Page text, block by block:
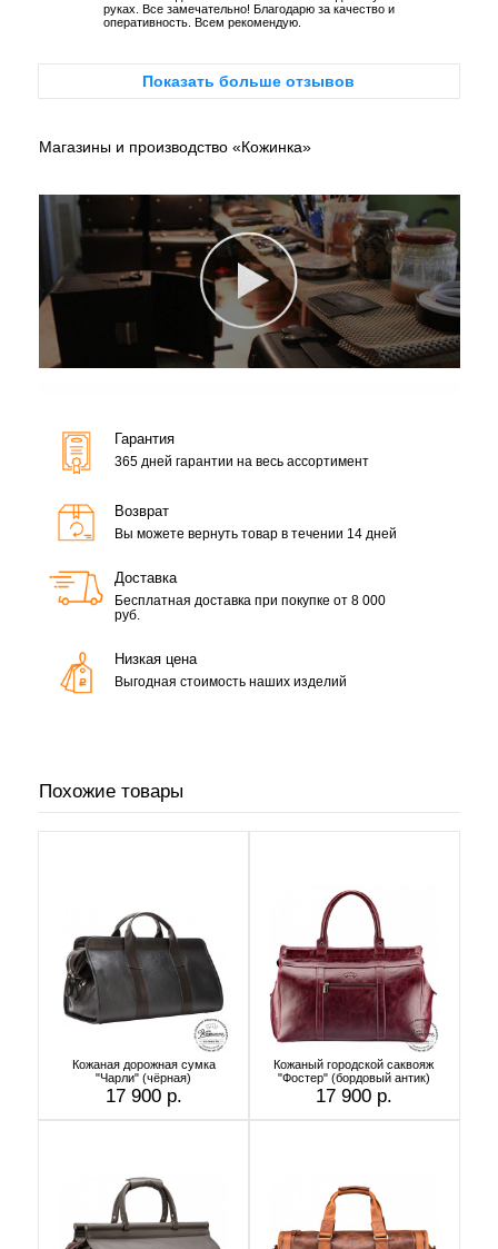
руках. Все замечательно! Благодарю за качество и
оперативность. Всем рекомендую.
Показать больше отзывов
Магазины и производство «Кожинка»
Гарантия
365 дней гарантии на весь ассортимент
Возврат
Вы можете вернуть товар в течении 14 дней
Доставка
Бесплатная доставка при покупке от 8 000
руб.
Низкая цена
Выгодная стоимость наших изделий
Похожие товары
Кожаная дорожная сумка
"Чарли" (чёрная)
17 900 р.
Кожаный городской саквояж
"Фостер" (бордовый антик)
17 900 р.